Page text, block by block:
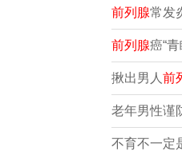
前列腺常发
前列腺癌“
揪出男人 前
老年男性谨
不育不一定